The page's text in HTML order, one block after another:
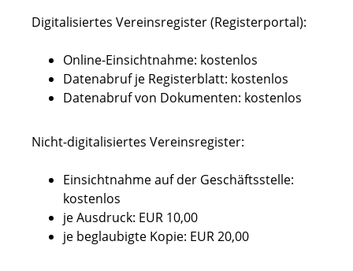
Digitalisiertes Vereinsregister (Registerportal):
Online-Einsichtnahme: kostenlos
Datenabruf je Registerblatt: kostenlos
Datenabruf von Dokumenten: kostenlos
Nicht-digitalisiertes Vereinsregister:
Einsichtnahme auf der Geschäftsstelle:
kostenlos
je Ausdruck: EUR 10,00
je beglaubigte Kopie: EUR 20,00